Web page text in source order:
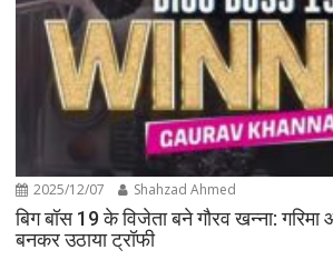
2025/12/07 Shahzad Ahmed
बिग बॉस 19 के विजेता बने गौरव खन्ना:
बनकर उठाया ट्रॉफी